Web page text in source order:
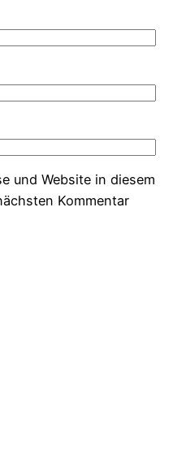
und Website in diesem
Kommentar